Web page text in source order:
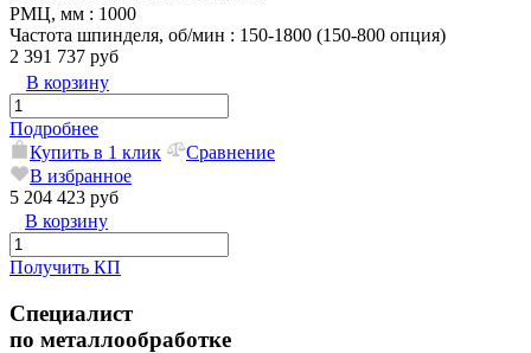
РМЦ, мм : 1000
Частота шпинделя, об/мин : 150-1800 (150-800 опция)
2 391 737 руб
В корзину
Подробнее
Купить в 1 клик
Сравнение
В избранное
5 204 423 руб
В корзину
Получить КП
Специалист
по металлообработке